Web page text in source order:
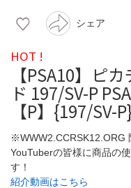
シェア
HOT !
【PSA10】ピ
ド 197/SV-P
【P】{197/SV-P}
※WWW2.CCRSK12.ORG
YouTuberの皆様に商品の
す！
紹介動画はこちら